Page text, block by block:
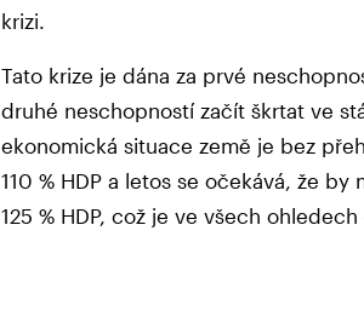
krizi.
Tato krize je dána za prvé
druhé neschopností začít škrtat ve
ekonomická situace země je bez
110 % HDP a letos se očekává, že
125 % HDP, což je ve všech